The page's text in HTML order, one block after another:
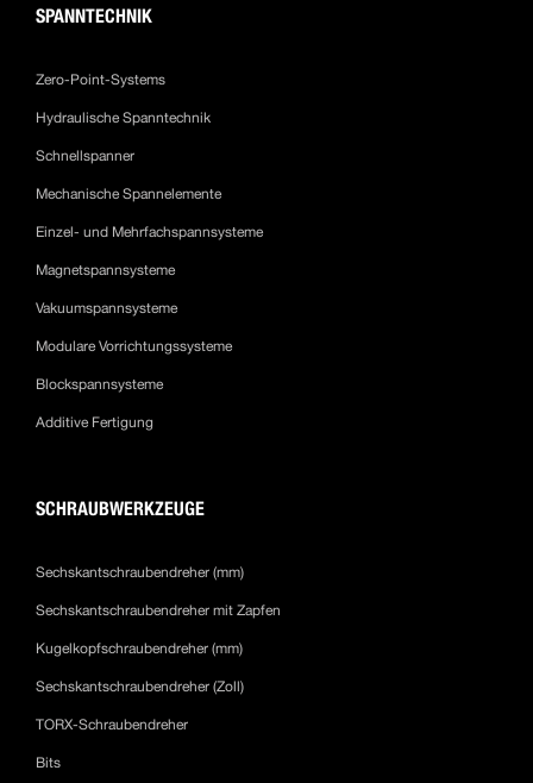
SPANNTECHNIK
Zero-Point-Systems
Hydraulische Spanntechnik
Schnellspanner
Mechanische Spannelemente
Einzel- und Mehrfachspannsysteme
Magnetspannsysteme
Vakuumspannsysteme
Modulare Vorrichtungssysteme
Blockspannsysteme
Additive Fertigung
SCHRAUBWERKZEUGE
Sechskantschraubendreher (mm)
Sechskantschraubendreher mit Zapfen
Kugelkopfschraubendreher (mm)
Sechskantschraubendreher (Zoll)
TORX-Schraubendreher
Bits